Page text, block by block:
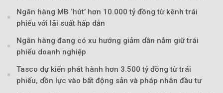
Ngân hàng MB ‘hút’ hơn 10.000 tỷ đồng từ kênh trái
phiếu với lãi suất hấp dẫn
Ngân hàng đang có xu hướng giảm dần nắm giữ trái
phiếu doanh nghiệp
Tasco dự kiến phát hành hơn 3.500 tỷ đồng từ trái
phiếu, dồn lực vào bất động sản và pháp nhân đầu tư